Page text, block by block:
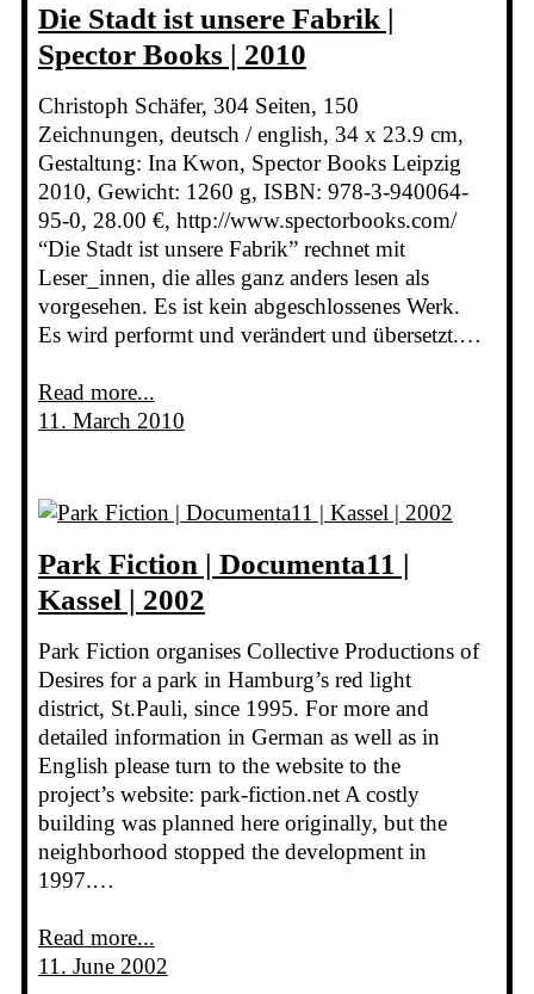
Die Stadt ist unsere Fabrik |
Spector Books | 2010
Christoph Schäfer, 304 Seiten, 150
Zeichnungen, deutsch / english, 34 x 23.9 cm,
Gestaltung: Ina Kwon, Spector Books Leipzig
2010, Gewicht: 1260 g, ISBN: 978-3-940064-
95-0, 28.00 €, http://www.spectorbooks.com/
“Die Stadt ist unsere Fabrik” rechnet mit
Leser_innen, die alles ganz anders lesen als
vorgesehen. Es ist kein abgeschlossenes Werk.
Es wird performt und verändert und übersetzt.…
Read more...
11. March 2010
Park Fiction | Documenta11 |
Kassel | 2002
Park Fiction organises Collective Productions of
Desires for a park in Hamburg’s red light
district, St.Pauli, since 1995. For more and
detailed information in German as well as in
English please turn to the website to the
project’s website: park-fiction.net A costly
building was planned here originally, but the
neighborhood stopped the development in
1997.…
Read more...
11. June 2002